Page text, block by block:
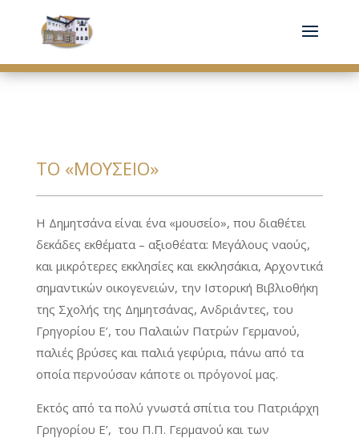
ΤΟ «ΜΟΥΣΕΊΟ»
Η Δημητσάνα είναι ένα «μουσείο», που διαθέτει
δεκάδες εκθέματα – αξιοθέατα: Μεγάλους ναούς,
και μικρότερες εκκλησίες και εκκλησάκια, Αρχοντικά
σημαντικών οικογενειών, την Ιστορική Βιβλιοθήκη
της Σχολής της Δημητσάνας, Ανδριάντες, του
Γρηγορίου Ε’, του Παλαιών Πατρών Γερμανού,
παλιές βρύσες και παλιά γεφύρια, πάνω από τα
οποία περνούσαν κάποτε οι πρόγονοί μας.
Εκτός από τα πολύ γνωστά σπίτια του Πατριάρχη
Γρηγορίου Ε’, του Π.Π. Γερμανού και των